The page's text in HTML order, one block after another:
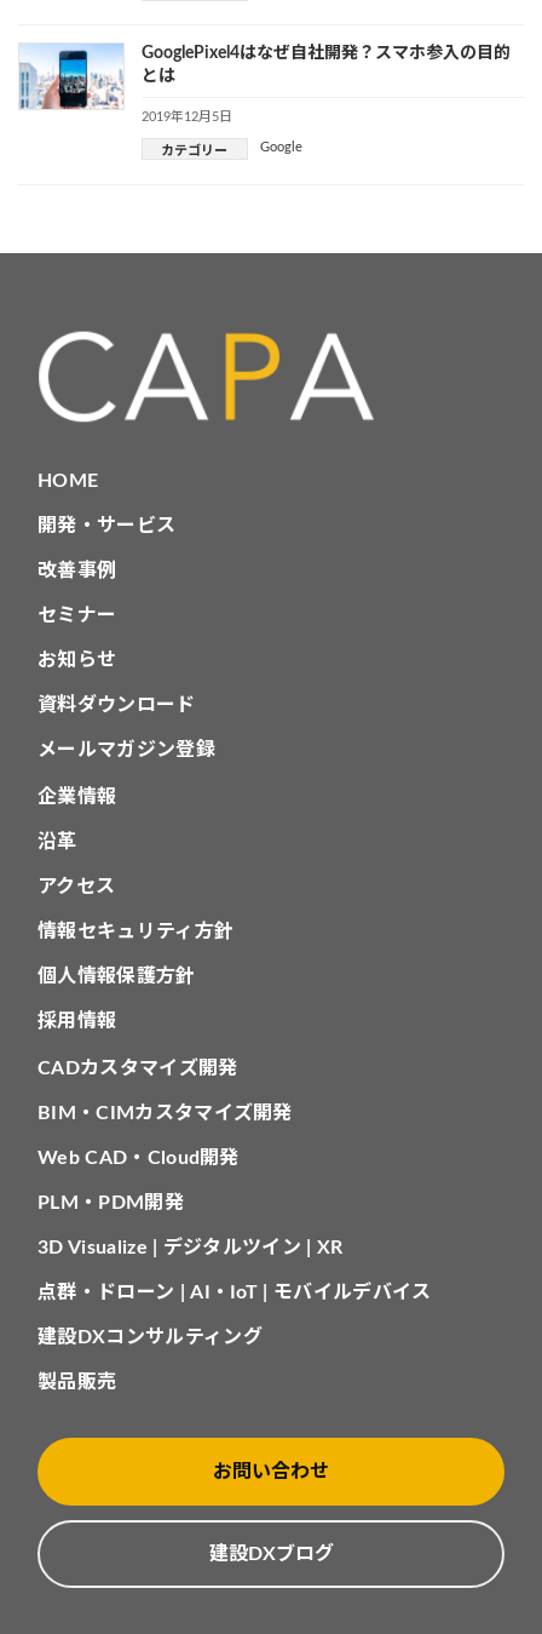
GooglePixel4はなぜ自社開発？スマホ参入の目的
とは
2019年12月5日
カテゴリー Google
HOME
開発・サービス
改善事例
セミナー
お知らせ
資料ダウンロード
メールマガジン登録
企業情報
沿革
アクセス
情報セキュリティ方針
個人情報保護方針
採用情報
CADカスタマイズ開発
BIM・CIMカスタマイズ開発
Web CAD・Cloud開発
PLM・PDM開発
3D Visualize | デジタルツイン | XR
点群・ドローン | AI・IoT | モバイルデバイス
建設DXコンサルティング
製品販売
お問い合わせ
建設DXブログ